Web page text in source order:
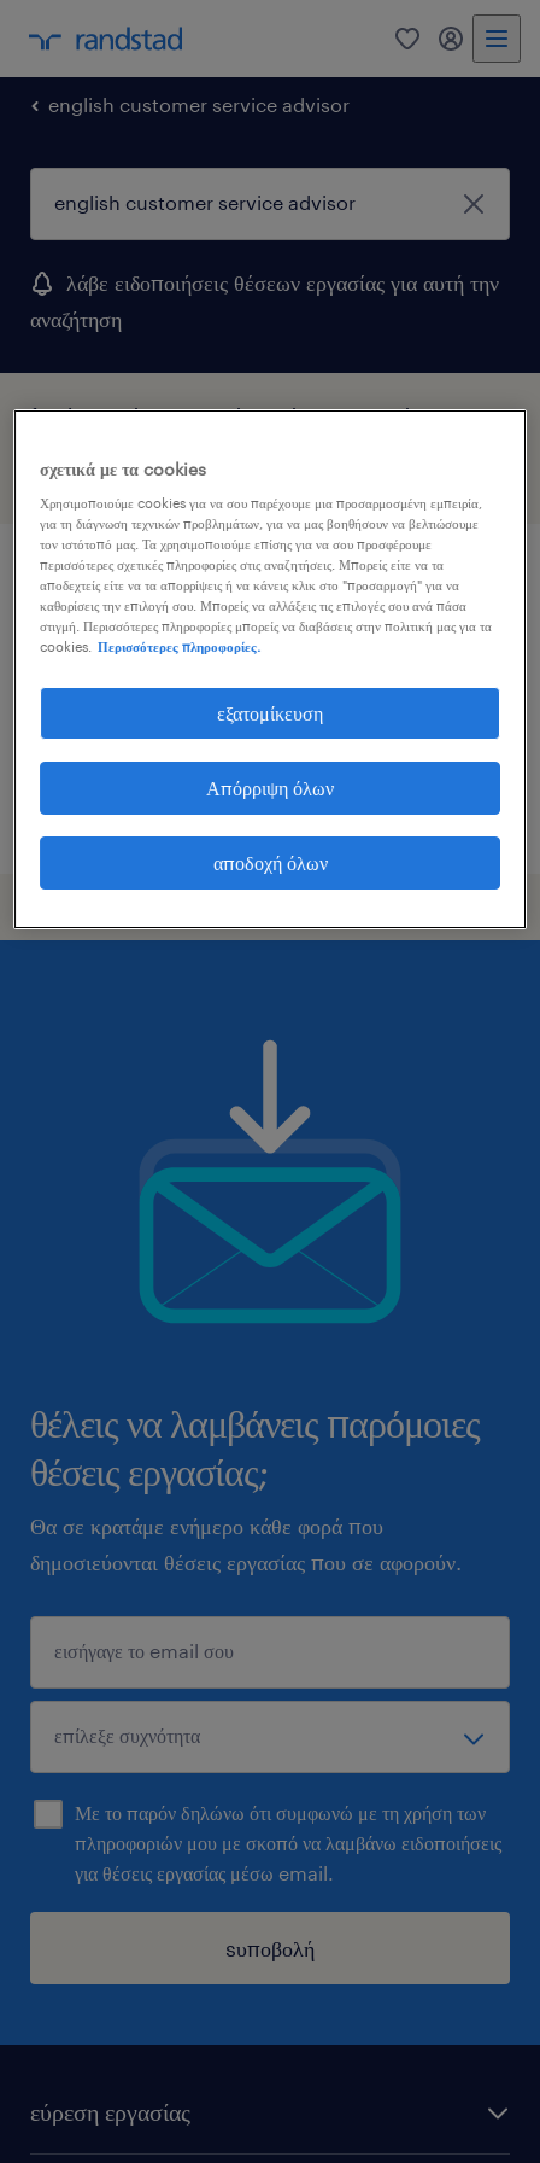
0 my
english customer service advisor
λάβε ειδοποιήσεις θέσεων εργασίας για αυτή την
αναζήτηση
1 Μόνιμη θέσεις εργασίας βρέθηκαν για σένα
φίλτρα
english customer service
representative
€1,000 per month
δημοσιεύτηκε 3 αυγούστου 2026
θέλεις να λαμβάνεις παρόμοιες
θέσεις εργασίας;
Θα σε κρατάμε ενήμερο κάθε φορά που
δημοσιεύονται θέσεις εργασίας που σε αφορούν.
Με το παρόν δηλώνω ότι συμφωνώ με τη χρήση των
πληροφοριών μου με σκοπό να λαμβάνω ειδοποιήσεις
για θέσεις εργασίας μέσω email.
sυποβολή
εύρεση εργασίας
σχετικά με τα cookies
Χρησιμοποιούμε cookies για να σου παρέχουμε μια προσαρμοσμένη εμπειρία,
για τη διάγνωση τεχνικών προβλημάτων, για να μας βοηθήσουν να βελτιώσουμε
τον ιστότοπό μας. Τα χρησιμοποιούμε επίσης για να σου προσφέρουμε
περισσότερες σχετικές πληροφορίες στις αναζητήσεις. Μπορείς είτε να τα
αποδεχτείς είτε να τα απορρίψεις ή να κάνεις κλικ στο "προσαρμογή" για να
καθορίσεις την επιλογή σου. Μπορείς να αλλάξεις τις επιλογές σου ανά πάσα
στιγμή. Περισσότερες πληροφορίες μπορείς να διαβάσεις στην πολιτική μας για τα
cookies.
Περισσότερες πληροφορίες.
εξατομίκευση
Απόρριψη όλων
αποδοχή όλων